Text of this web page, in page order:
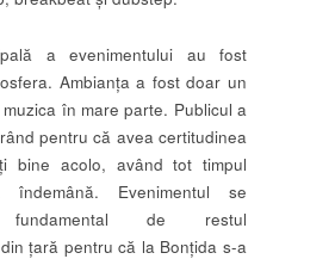
a evenimentului au fost
Ambianța a fost doar un
în mare parte. Publicul a
pentru că avea certitudinea
bine acolo, având tot timpul
îndemână. Evenimentul se
fundamental de restul
țară pentru că la Bonțida s-a